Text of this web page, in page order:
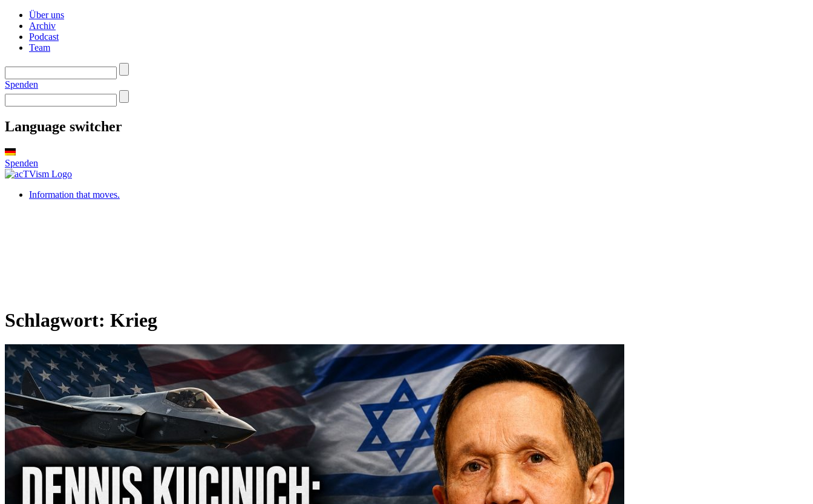
Über uns
Archiv
Podcast
Team
Spenden
Language switcher
Spenden
Information that moves.
Schlagwort: Krieg